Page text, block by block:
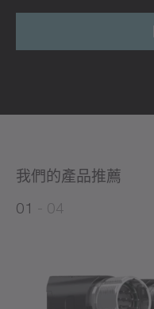
我們的產品推薦
0
0
1
04